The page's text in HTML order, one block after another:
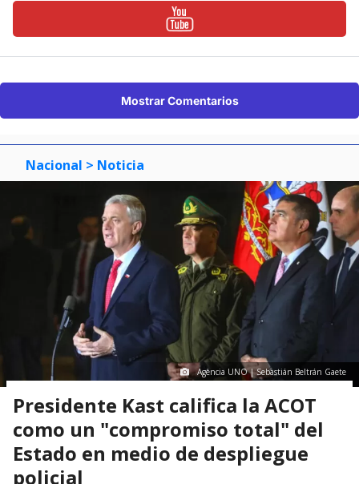
Mostrar Comentarios
Nacional > Noticia
Agencia UNO | Sebastián Beltrán Gaete
Presidente Kast califica la ACOT
como un "compromiso total" del
Estado en medio de despliegue
policial